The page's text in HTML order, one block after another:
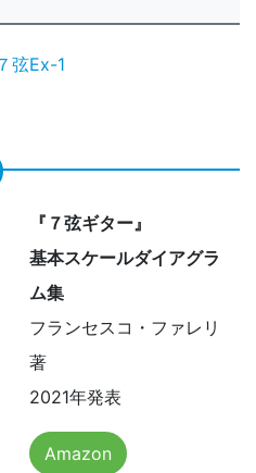
『７弦ギター』
基本スケールダイアグラ
ム集
フランセスコ・ファレリ
著
2021年発表
Amazon